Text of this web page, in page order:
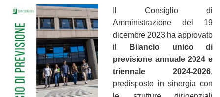
Il Consiglio di
Amministrazione del 19
dicembre 2023 ha approvato
il
Bilancio unico di
previsione annuale 2024 e
triennale 2024-2026,
predisposto in sinergia con